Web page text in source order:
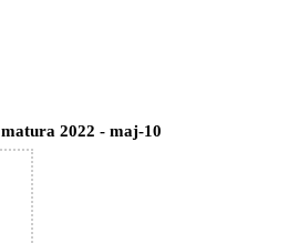
2022 - maj-10